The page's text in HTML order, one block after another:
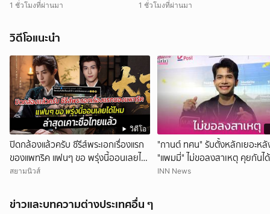
1 ชั่วโมงที่ผ่านมา 1 ชั่วโมงที่ผ่านมา
วิดีโอแนะนำ
วิดีโอ
ปิดกล้องแล้วครับ ซีรีส์พระเอกเรื่องแรก
ของแพทริค แฟนๆ ขอ พรุ่งนี้ออนเลยได้
ไหม ล่าสุดเคาะชื่อไทยแล้ว
สยามนิวส์
"กานต์ ทศน" รับตั้งหลักเยอะหลั
"แพมมี่" ไม่ขอลงสาเหตุ คุยกันไ
เดิม
INN News
ข่าวและบทความต่างประเทศอื่น ๆ